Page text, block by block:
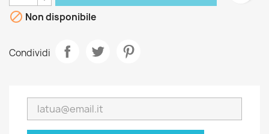
 Non disponibile
Condividi